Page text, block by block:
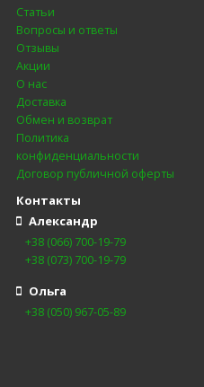
Статьи
Вопросы и ответы
Отзывы
Акции
О нас
Доставка
Обмен и возврат
Политика
конфиденциальности
Договор публичной оферты
Контакты
Александр
+38 (066) 700-19-79
+38 (073) 700-19-79
Ольга
+38 (050) 967-05-89